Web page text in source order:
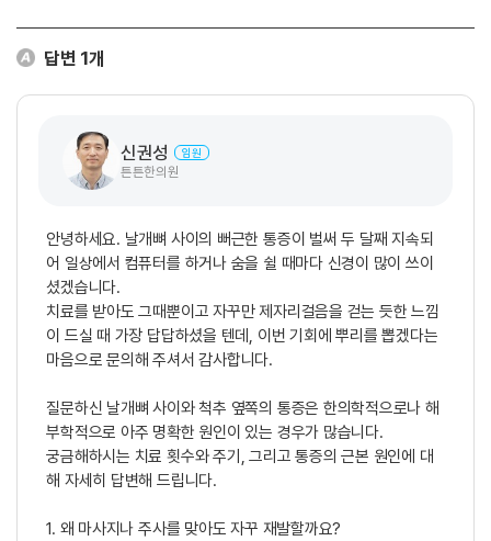
답변 1개
신권성 임원
튼튼한의원
안녕하세요. 날개뼈 사이의 뻐근한 통증이 벌써 두 달째 지속되
어 일상에서 컴퓨터를 하거나 숨을 쉴 때마다 신경이 많이 쓰이
셨겠습니다.
치료를 받아도 그때뿐이고 자꾸만 제자리걸음을 걷는 듯한 느낌
이 드실 때 가장 답답하셨을 텐데, 이번 기회에 뿌리를 뽑겠다는
마음으로 문의해 주셔서 감사합니다.
질문하신 날개뼈 사이와 척추 옆쪽의 통증은 한의학적으로나 해
부학적으로 아주 명확한 원인이 있는 경우가 많습니다.
궁금해하시는 치료 횟수와 주기, 그리고 통증의 근본 원인에 대
해 자세히 답변해 드립니다.
1. 왜 마사지나 주사를 맞아도 자꾸 재발할까요?